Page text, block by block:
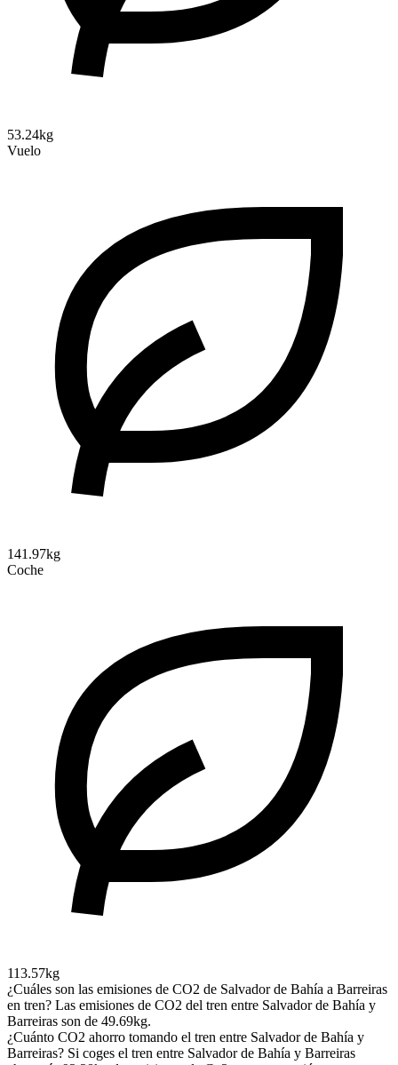
53.24kg
Vuelo
141.97kg
Coche
113.57kg
¿Cuáles son las emisiones de CO2 de Salvador de Bahía a Barreiras
en tren? Las emisiones de CO2 del tren entre Salvador de Bahía y
Barreiras son de 49.69kg.
¿Cuánto CO2 ahorro tomando el tren entre Salvador de Bahía y
Barreiras? Si coges el tren entre Salvador de Bahía y Barreiras